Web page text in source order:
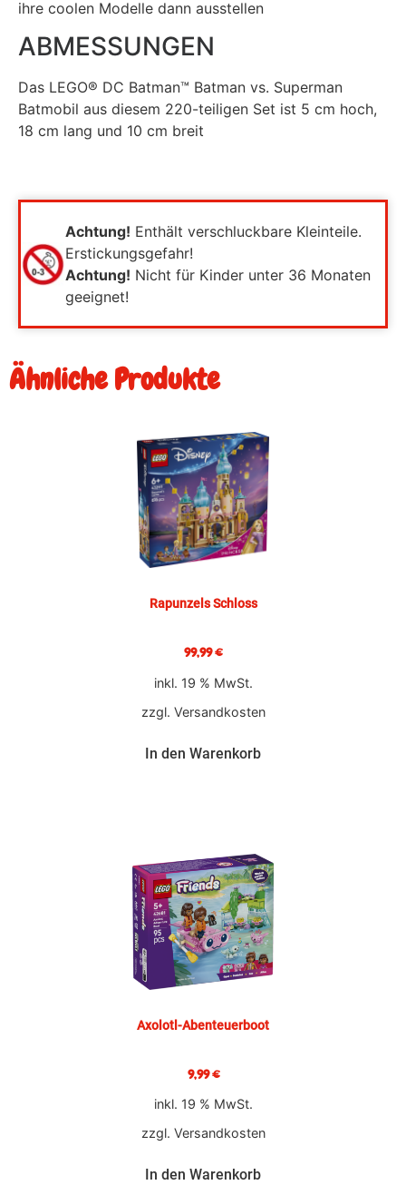
ihre coolen Modelle dann ausstellen
ABMESSUNGEN
Das LEGO® DC Batman™ Batman vs. Superman
Batmobil aus diesem 220-teiligen Set ist 5 cm hoch,
18 cm lang und 10 cm breit
Achtung! Enthält verschluckbare Kleinteile.
Erstickungsgefahr!
Achtung! Nicht für Kinder unter 36 Monaten
geeignet!
Ähnliche Produkte
Rapunzels Schloss
99,99€
inkl. 19 % MwSt.
zzgl. Versandkosten
In den Warenkorb
Axolotl-Abenteuerboot
9,99€
inkl. 19 % MwSt.
zzgl. Versandkosten
In den Warenkorb